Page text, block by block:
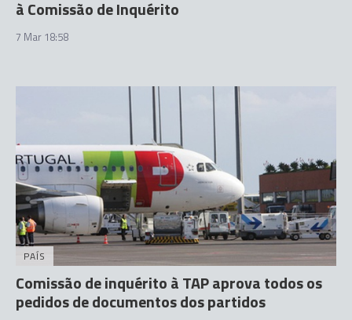
à Comissão de Inquérito
7 Mar 18:58
PAÍS
Comissão de inquérito à TAP aprova todos os
pedidos de documentos dos partidos